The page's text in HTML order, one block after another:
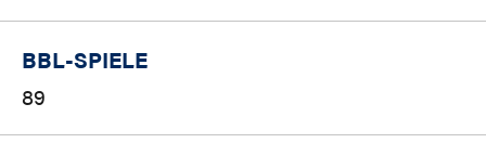
BBL-SPIELE
89